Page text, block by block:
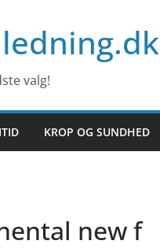
valg!
KROP OG SUNDHED
new f